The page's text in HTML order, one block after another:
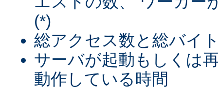
(*)
総アクセス数と総バイ
サーバが起動もしくは
動作している時間